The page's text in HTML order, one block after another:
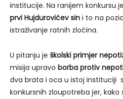
institucije. Na ranijem konkursu
prvi Hujdurovićev sin i to na
istraživanje ratnih zločina.
U pitanju je školski primjer
misija upravo borba protiv
dva brata i oca u istoj instituciji
konkursnih zloupotreba jer, kako